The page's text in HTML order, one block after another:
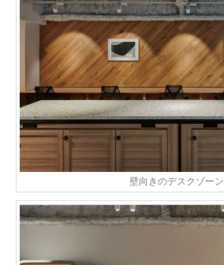
壁向きのデスクゾーン